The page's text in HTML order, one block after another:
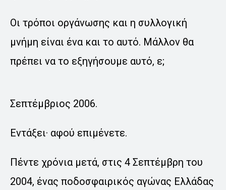
Οι τρόποι οργάνωσης και η συλλογική
μνήμη είναι ένα και το αυτό. Μάλλον θα
πρέπει να το εξηγήσουμε αυτό, ε;
Σεπτέμβριος 2006.
Εντάξει· αφού επιμένετε.
Πέντε χρόνια μετά, στις 4 Σεπτέμβρη του
2004, ένας ποδοσφαιρικός αγώνας Ελλάδας